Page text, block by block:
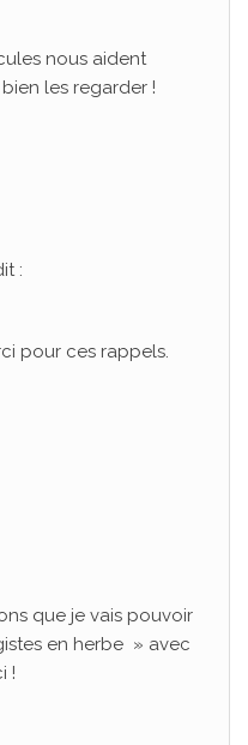
nous aident
les regarder !
:
pour ces rappels.
que je vais pouvoir
en herbe » avec
!